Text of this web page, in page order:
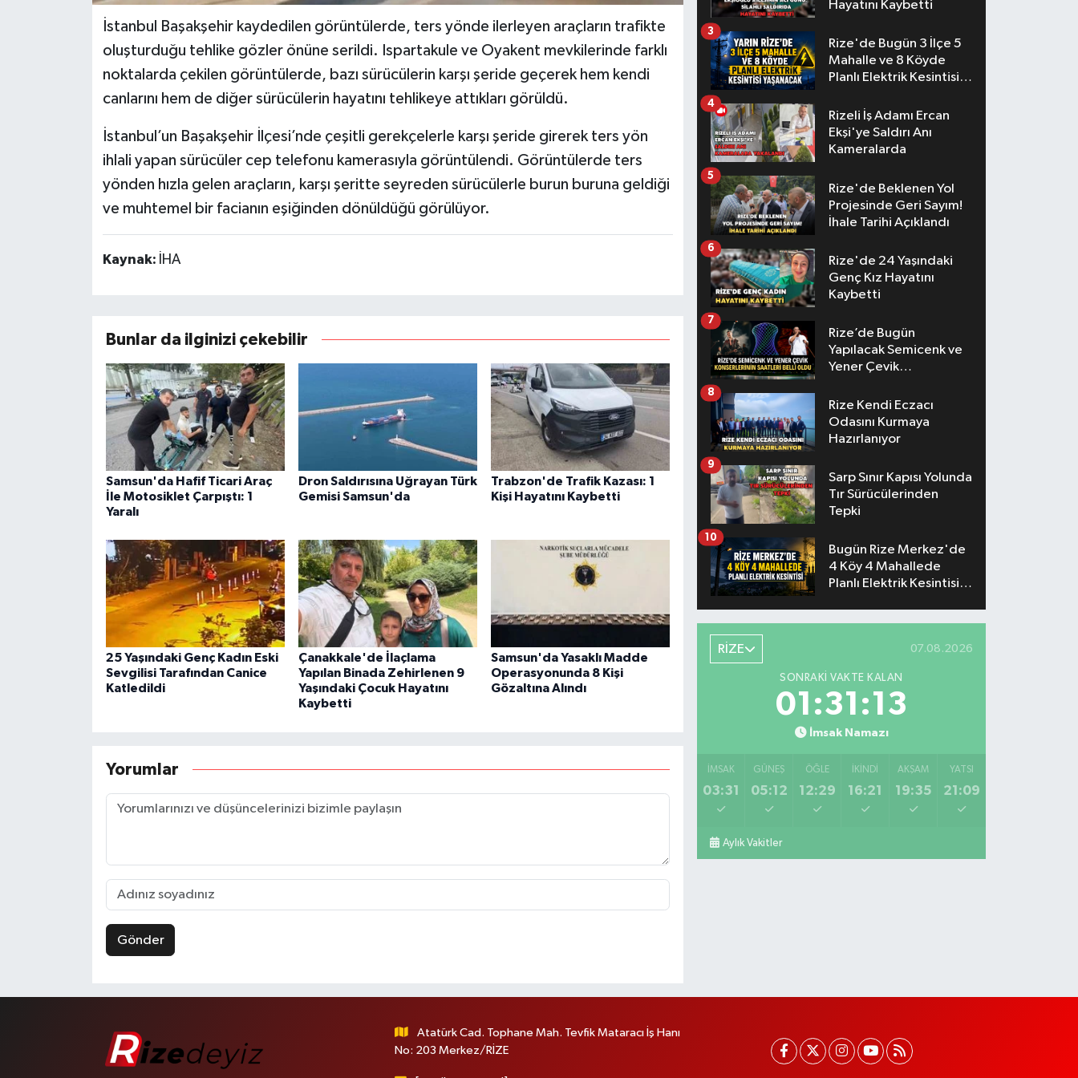
İstanbul Başakşehir kaydedilen görüntülerde, ters yönde ilerleyen araçların trafikte
oluşturduğu tehlike gözler önüne serildi. Ispartakule ve Oyakent mevkilerinde farklı
noktalarda çekilen görüntülerde, bazı sürücülerin karşı şeride geçerek hem kendi
canlarını hem de diğer sürücülerin hayatını tehlikeye attıkları görüldü.
İstanbul’un Başakşehir İlçesi’nde çeşitli gerekçelerle karşı şeride girerek ters yön
ihlali yapan sürücüler cep telefonu kamerasıyla görüntülendi. Görüntülerde ters
yönden hızla gelen araçların, karşı şeritte seyreden sürücülerle burun buruna geldiği
ve muhtemel bir facianın eşiğinden dönüldüğü görülüyor.
Kaynak: İHA
Bunlar da ilginizi çekebilir
Samsun'da Hafif Ticari Araç
İle Motosiklet Çarpıştı: 1
Yaralı
Dron Saldırısına Uğrayan Türk
Gemisi Samsun'da
Trabzon'de Trafik Kazası: 1
Kişi Hayatını Kaybetti
25 Yaşındaki Genç Kadın Eski
Sevgilisi Tarafından Canice
Katledildi
Çanakkale'de İlaçlama
Yapılan Binada Zehirlenen 9
Yaşındaki Çocuk Hayatını
Kaybetti
Samsun'da Yasaklı Madde
Operasyonunda 8 Kişi
Gözaltına Alındı
Yorumlar
Gönder
Hayatını Kaybetti
Rize'de Bugün 3 İlçe 5
Mahalle ve 8 Köyde
Planlı Elektrik Kesintisi
3
Rizeli İş Adamı Ercan
Ekşi'ye Saldırı Anı
Kameralarda
4
Rize'de Beklenen Yol
Projesinde Geri Sayım!
İhale Tarihi Açıklandı
5
Rize'de 24 Yaşındaki
Genç Kız Hayatını
Kaybetti
6
Rize’de Bugün
Yapılacak Semicenk ve
Yener Çevik
Belli Oldu
7
Rize Kendi Eczacı
Odasını Kurmaya
Hazırlanıyor
8
Sarp Sınır Kapısı Yolunda
Tır Sürücülerinden
Tepki
9
Bugün Rize Merkez'de
4 Köy 4 Mahallede
Planlı Elektrik Kesintisi
10
RİZE 07.08.2026
SONRAKI VAKTE KALAN
01:31:12
İmsak Namazı
İMSAK
03:31
GÜNEŞ
05:12
ÖĞLE
12:29
İKINDI
16:21
AKŞAM
19:35
YATSI
21:09
Aylık Vakitler
Atatürk Cad. Tophane Mah. Tevfik Mataracı İş Hanı
No: 203 Merkez/RİZE